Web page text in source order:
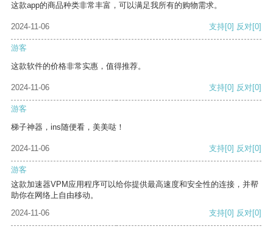
这款app的商品种类非常丰富，可以满足我所有的购物需求。
2024-11-06 支持[0] 反对[0]
游客
这款软件的价格非常实惠，值得推荐。
2024-11-06 支持[0] 反对[0]
游客
梯子神器，ins随便看，美美哒！
2024-11-06 支持[0] 反对[0]
游客
这款加速器VPM应用程序可以给你提供最高速度和安全性的连接，并帮
助你在网络上自由移动。
2024-11-06
支持[0] 反对[0]